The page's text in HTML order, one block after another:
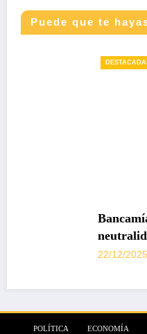
Puede que te
Bancamía logra la
neutralidad, bajo
Xiomara
POLÍTICA ECONOMÍA